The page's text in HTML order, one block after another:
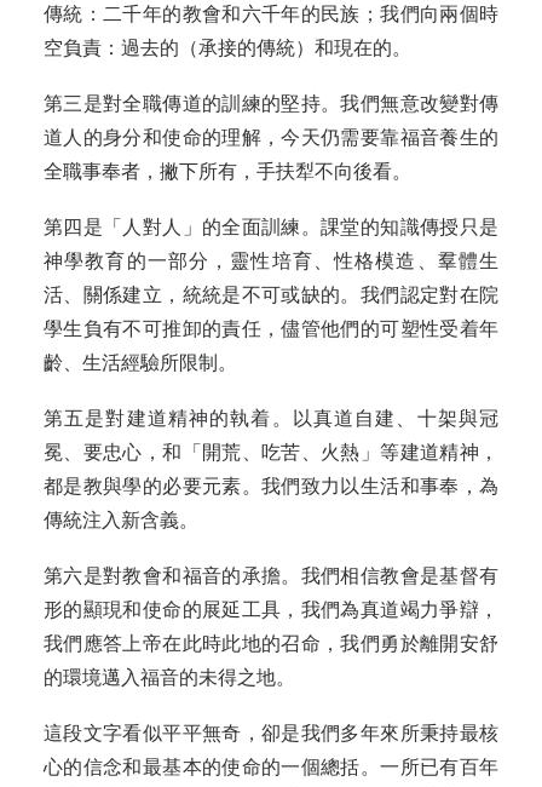
傳統：二千年的教會和六千年的民族；我們向兩個時
空負責：過去的（承接的傳統）和現在的。
第三是對全職傳道的訓練的堅持。我們無意改變對傳
道人的身分和使命的理解，今天仍需要靠福音養生的
全職事奉者，撇下所有，手扶犁不向後看。
第四是「人對人」的全面訓練。課堂的知識傳授只是
神學教育的一部分，靈性培育、性格模造、羣體生
活、關係建立，統統是不可或缺的。我們認定對在院
學生負有不可推卸的責任，儘管他們的可塑性受着年
齡、生活經驗所限制。
第五是對建道精神的執着。以真道自建、十架與冠
冕、要忠心，和「開荒、吃苦、火熱」等建道精神，
都是教與學的必要元素。我們致力以生活和事奉，為
傳統注入新含義。
第六是對教會和福音的承擔。我們相信教會是基督有
形的顯現和使命的展延工具，我們為真道竭力爭辯，
我們應答上帝在此時此地的召命，我們勇於離開安舒
的環境邁入福音的未得之地。
這段文字看似平平無奇，卻是我們多年來所秉持最核
心的信念和最基本的使命的一個總括。一所已有百年